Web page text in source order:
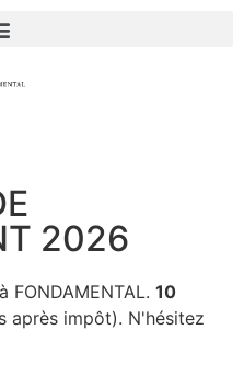
2026
FONDAMENTAL. 10
après impôt). N'hésitez